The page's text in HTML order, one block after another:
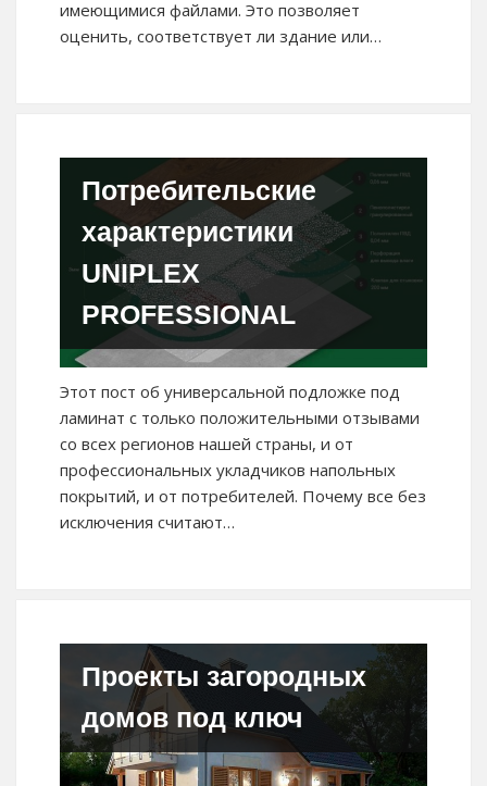
имеющимися файлами. Это позволяет
оценить, соответствует ли здание или…
Потребительские
характеристики
UNIPLEX
PROFESSIONAL
Этот пост об универсальной подложке под
ламинат с только положительными отзывами
со всех регионов нашей страны, и от
профессиональных укладчиков напольных
покрытий, и от потребителей. Почему все без
исключения считают…
Проекты загородных
домов под ключ